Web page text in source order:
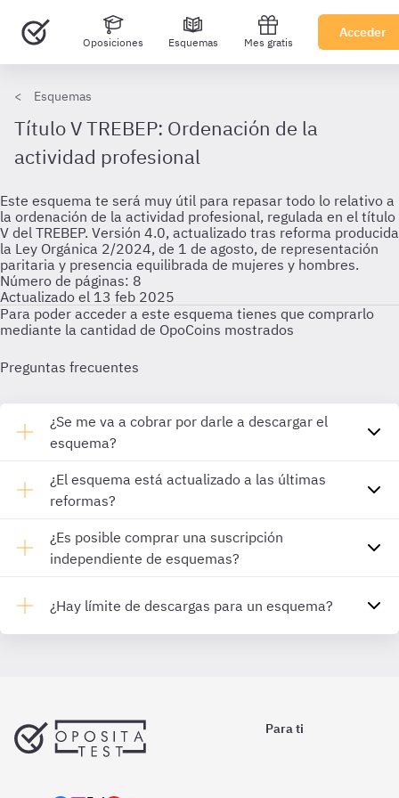
Oposiciones Esquemas Mes gratis
Acceder
Esquemas
Título V TREBEP: Ordenación de la
actividad profesional
Este esquema te será muy útil para repasar todo lo relativo a
la ordenación de la actividad profesional, regulada en el título
V del TREBEP. Versión 4.0, actualizado tras reforma producida
la Ley Orgánica 2/2024, de 1 de agosto, de representación
paritaria y presencia equilibrada de mujeres y hombres.
Número de páginas: 8
Actualizado el 13 feb 2025
Para poder acceder a este esquema tienes que comprarlo
mediante la cantidad de OpoCoins mostrados
Preguntas frecuentes
¿Se me va a cobrar por darle a descargar el
esquema?
¿El esquema está actualizado a las últimas
reformas?
¿Es posible comprar una suscripción
independiente de esquemas?
¿Hay límite de descargas para un esquema?
Para ti